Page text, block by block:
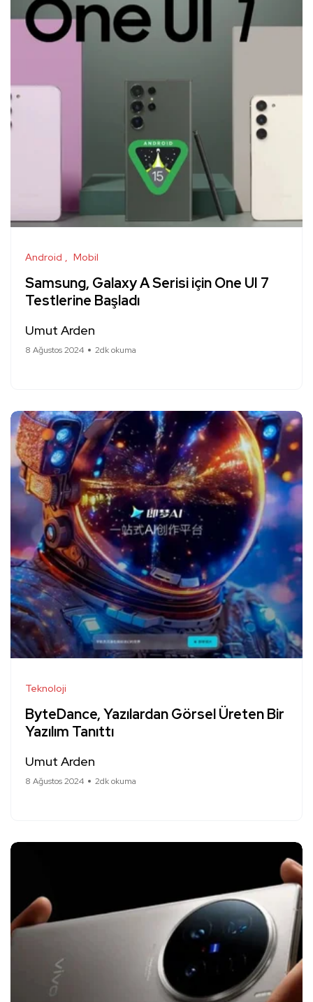
Android Mobil
Samsung, Galaxy A Serisi için One UI 7
Testlerine Başladı
Umut Arden
8 Ağustos 2024 2dk okuma
Teknoloji
ByteDance, Yazılardan Görsel Üreten Bir
Yazılım Tanıttı
Umut Arden
8 Ağustos 2024 2dk okuma